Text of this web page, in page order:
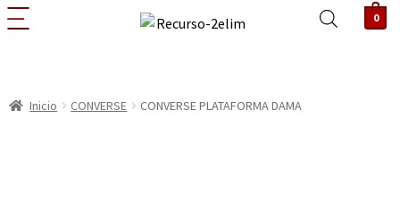
0
Inicio CONVERSE CONVERSE PLATAFORMA DAMA